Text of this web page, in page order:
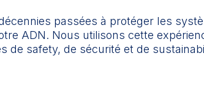
passées à protéger les
ADN. Nous utilisons cette
de safety, de sécurité et de